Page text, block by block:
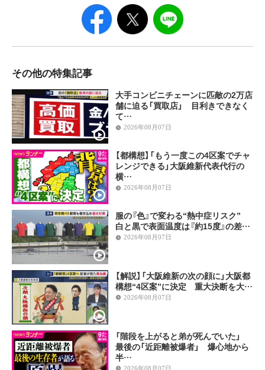
その他の特集記事
大手コンビニチェーンに匹敵の2万店
舗に迫る「買取店」 目利きできなく
て…
2026年08月07日
【都構想】「もう一度この4区案でチャ
レンジできる」大阪維新代表代行の
横…
2026年08月07日
服の『色』で変わる“熱中症リスク”
白と黒で表面温度は『約15度』の差…
2026年08月07日
【解説】「大阪維新の次の顔に」大阪都
構想“4区案”に決定 重大決断を大…
2026年08月07日
「階段を上がると弟が死んでいた」
最後の「近距離被爆者」 爆心地から
半…
2026年08月07日